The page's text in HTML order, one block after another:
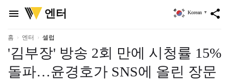
menu
위
키
리
엔터 share
Korean ▼
홈 엔터 셀럽
'김부장' 방송 2회 만에 시청률 15%
돌파…윤경호가 SNS에 올린 장문